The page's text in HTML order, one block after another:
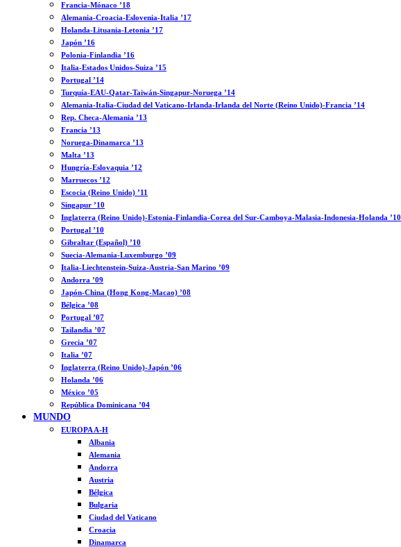
Francia-Mónaco ’18
Alemania-Croacia-Eslovenia-Italia ’17
Holanda-Lituania-Letonia ’17
Japón ’16
Polonia-Finlandia ’16
Italia-Estados Unidos-Suiza ’15
Portugal ’14
Turquía-EAU-Qatar-Taiwán-Singapur-Noruega ’14
Alemania-Italia-Ciudad del Vaticano-Irlanda-Irlanda del Norte (Reino Unido)-Francia ’14
Rep. Checa-Alemania ’13
Francia ’13
Noruega-Dinamarca ’13
Malta ’13
Hungría-Eslovaquia ’12
Marruecos ’12
Escocia (Reino Unido) ’11
Singapur ’10
Inglaterra (Reino Unido)-Estonia-Finlandia-Corea del Sur-Camboya-Malasia-Indonesia-Holanda ’10
Portugal ’10
Gibraltar (Español) ’10
Suecia-Alemania-Luxemburgo ’09
Italia-Liechtenstein-Suiza-Austria-San Marino ’09
Andorra ’09
Japón-China (Hong Kong-Macao) ’08
Bélgica ’08
Portugal ’07
Tailandia ’07
Grecia ’07
Italia ’07
Inglaterra (Reino Unido)-Japón ’06
Holanda ’06
México ’05
República Dominicana ’04
MUNDO
EUROPA A-H
Albania
Alemania
Andorra
Austria
Bélgica
Bulgaria
Ciudad del Vaticano
Croacia
Dinamarca